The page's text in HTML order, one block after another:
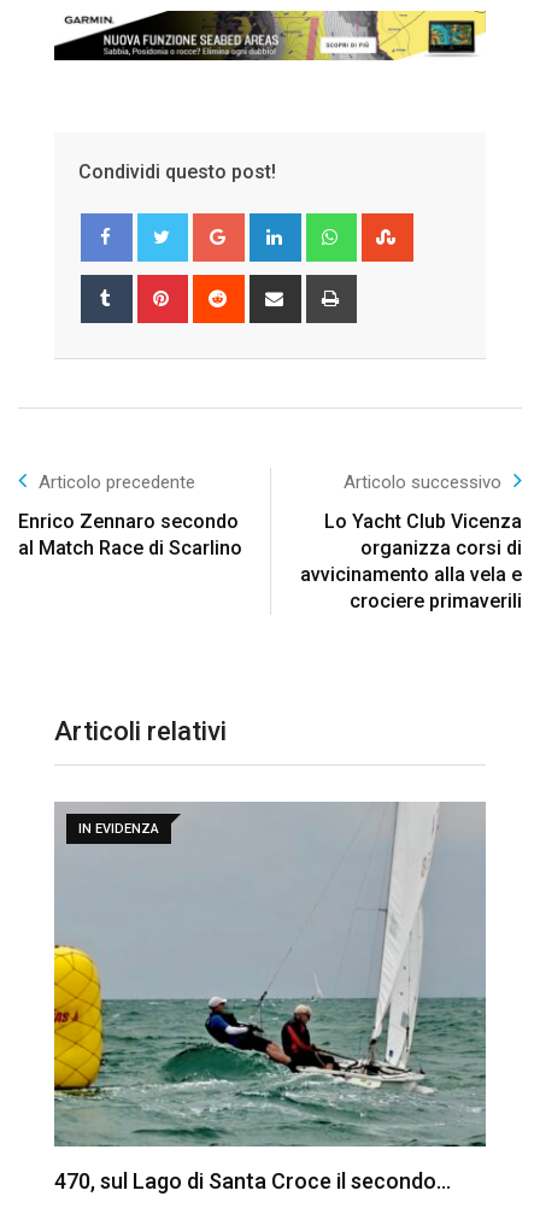
Condividi questo post!
Google+ LinkedIn Whatsapp
Tumblr Pinterest Reddit
Share
Articolo precedente
Enrico Zennaro secondo
al Match Race di Scarlino
Articolo successivo
Lo Yacht Club Vicenza
organizza corsi di
avvicinamento alla vela e
crociere primaverili
Articoli relativi
IN EVIDENZA
470, sul Lago di Santa Croce il secondo…